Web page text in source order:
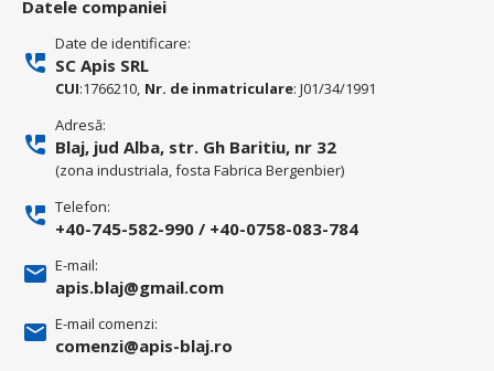
Datele companiei
Date de identificare:
SC Apis SRL
CUI:1766210, Nr. de inmatriculare: J01/34/1991
Adresă:
Blaj, jud Alba, str. Gh Baritiu, nr 32
(zona industriala, fosta Fabrica Bergenbier)
Telefon:
+40-745-582-990 / +40-0758-083-784
E-mail:
apis.blaj@gmail.com
E-mail comenzi:
comenzi@apis-blaj.ro